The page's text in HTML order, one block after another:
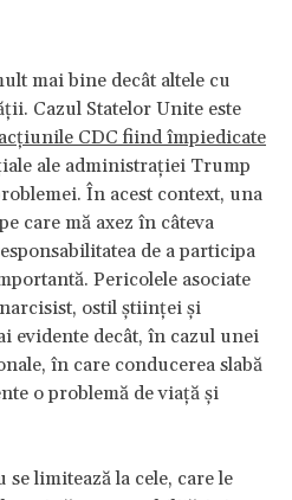
mai bine decât altele cu
Cazul Statelor Unite este
acțiunile CDC fiind împiedicate
ale administrației Trump
În acest context, una
care mă axez în câteva
de a participa
Pericolele asociate
ostil științei și
evidente decât, în ​​cazul unei
în care conducerea slabă
o problemă de viață și
limitează la cele, care le